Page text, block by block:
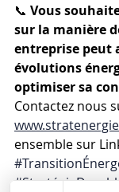
📞 Vous
sur la manière
entreprise peut
évolutions
optimiser sa
Contactez nous
ensemble sur